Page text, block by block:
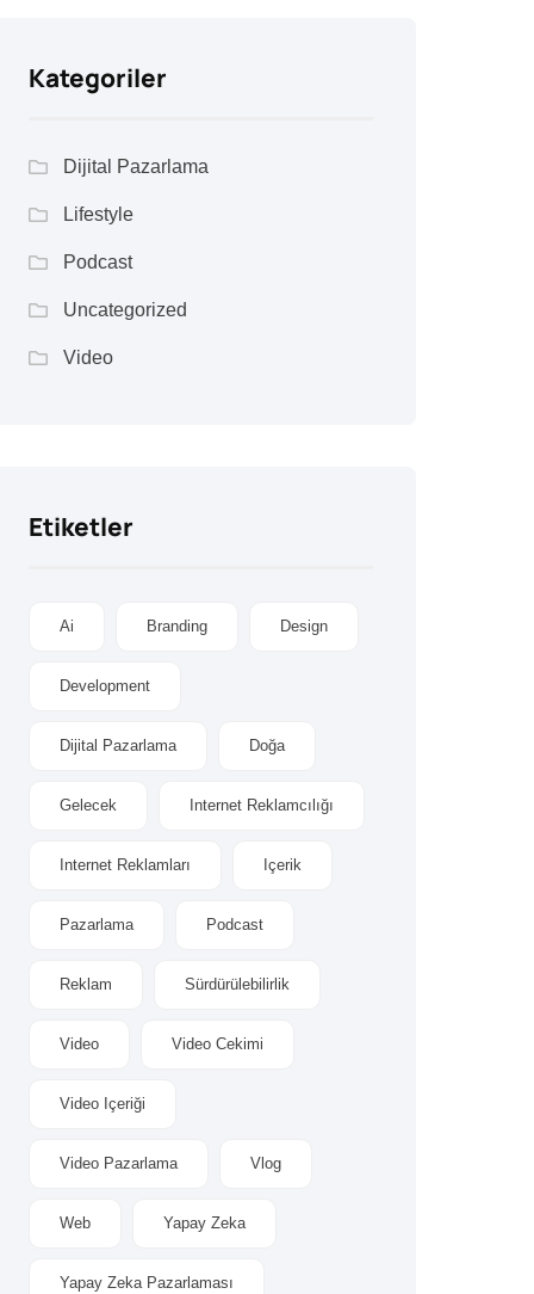
Kategoriler
Dijital Pazarlama
Lifestyle
Podcast
Uncategorized
Video
Etiketler
Ai Branding Design
Development
Dijital Pazarlama Doğa
Gelecek Internet Reklamcılığı
Internet Reklamları Içerik
Pazarlama Podcast
Reklam Sürdürülebilirlik
Video Video Cekimi
Video Içeriği
Video Pazarlama Vlog
Web Yapay Zeka
Yapay Zeka Pazarlaması